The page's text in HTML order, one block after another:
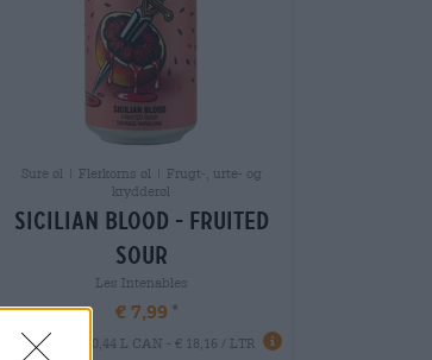
Sure øl | Flerkorns øl | Frugt-, urte- og
krydderøl
sicilian blood - fruited
sour
Les Intenables
€ 7,99
EINWEG
0,44 L CAN - € 18,16 / LTR